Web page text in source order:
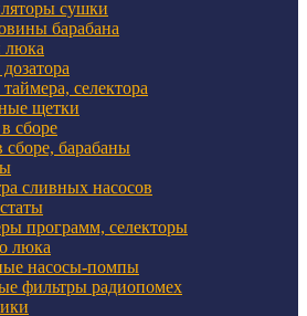
сушки
барабана
люка
селектора
щетки
сборе
сборе, барабаны
сливных насосов
программ, селекторы
люка
насосы-помпы
фильтры радиопомех